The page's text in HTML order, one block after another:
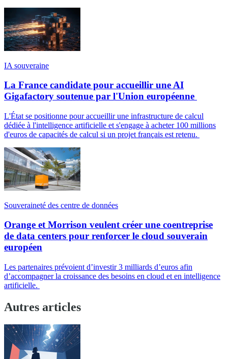
IA souveraine
La France candidate pour accueillir une AI
Gigafactory soutenue par l'Union européenne
L'État se positionne pour accueillir une infrastructure de calcul
dédiée à l'intelligence artificielle et s'engage à acheter 100 millions
d'euros de capacités de calcul si un projet français est retenu.
Souveraineté des centre de données
Orange et Morrison veulent créer une coentreprise
de data centers pour renforcer le cloud souverain
européen
Les partenaires prévoient d’investir 3 milliards d’euros afin
d’accompagner la croissance des besoins en cloud et en intelligence
artificielle.
Autres articles